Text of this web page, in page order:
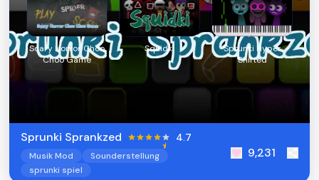
Scary Horror Choo
Choo Game
Squidki
Sprunki Hyper
Shifted
Sprunki Sprankzed 4.7
Musik Mod
Sounderstellung
sprunki spiel
9,231